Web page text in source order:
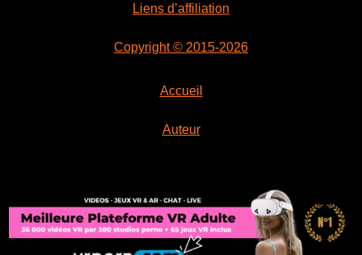
Liens d’affiliation
Copyright © 2015-2026
Accueil
Auteur